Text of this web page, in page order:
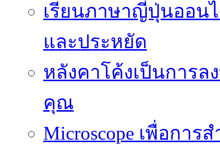
เรียนภาษาญี่ปุ่นออน
และประหยัด
หลังคาโค้งเป็นการ
คุณ
Microscope เพื่อกา